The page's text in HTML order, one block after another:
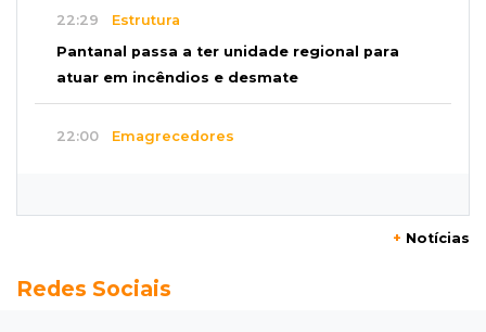
22:29 Estrutura
Pantanal passa a ter unidade regional para
atuar em incêndios e desmate
22:00 Emagrecedores
Granizo danifica telhados e plantações
+ Notícias
Redes Sociais